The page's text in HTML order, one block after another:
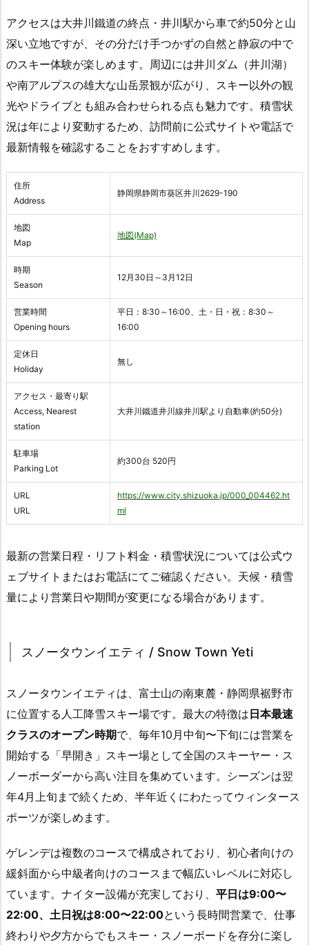
アクセスは大井川鐵道の終点・井川駅から車で約50分と山
深い立地ですが、その分だけ手つかずの自然と静寂の中で
のスキー体験が楽しめます。周辺には井川ダム（井川湖）
や南アルプスの雄大な山岳景観が広がり、スキー以外の観
光やドライブとも組み合わせられる点も魅力です。積雪状
況は年により変動するため、訪問前に公式サイトや電話で
最新情報を確認することをおすすめします。
住所
Address
静岡県静岡市葵区井川2629-190
地図
Map
地図(Map)
時期
Season
12月30日～3月12日
営業時間
Opening hours
平日：8:30～16:00、土・日・祝：8:30～
16:00
定休日
Holiday
無し
アクセス・最寄り駅
Access, Nearest
station
大井川鐵道井川線井川駅より自動車(約50分)
駐車場
Parking Lot
約300台 520円
URL
URL
https://www.city.shizuoka.jp/000_004462.ht
ml
最新の営業日程・リフト料金・積雪状況については公式ウ
ェブサイトまたはお電話にてご確認ください。天候・積雪
量により営業日や期間が変更になる場合があります。
スノータウンイエティ / Snow Town Yeti
スノータウンイエティは、富士山の南東麓・静岡県裾野市
に位置する人工降雪スキー場です。最大の特徴は 日本最速
クラスのオープン時期で、毎年10月中旬〜下旬には営業を
開始する「早開き」スキー場として全国のスキーヤー・ス
ノーボーダーから高い注目を集めています。シーズンは翌
年4月上旬まで続くため、半年近くにわたってウィンタース
ポーツが楽しめます。
ゲレンデは複数のコースで構成されており、初心者向けの
緩斜面から中級者向けのコースまで幅広いレベルに対応し
ています。ナイター設備が充実しており、 平日は9:00〜
22:00、土日祝は8:00〜22:00という長時間営業で、仕事
終わりや夕方からでもスキー・スノーボードを存分に楽し